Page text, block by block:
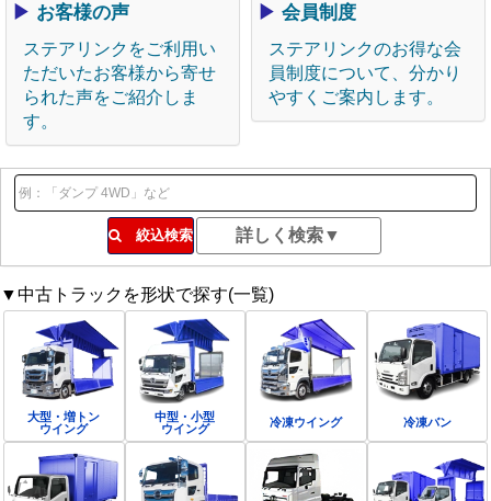
▶ お客様の声
ステアリンクをご利用い
ただいたお客様から寄せ
られた声をご紹介しま
す。
▶ 会員制度
ステアリンクのお得な会
員制度について、分かり
やすくご案内します。
絞込検索
▼中古トラックを形状で探す(一覧)
大型・増トン
ウイング
中型・小型
ウイング
冷凍ウイング 冷凍バン